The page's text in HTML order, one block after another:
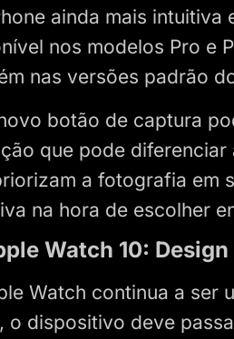
ainda mais
nos modelos Pro e
nas versões padrão
botão de captura
que pode
a fotografia em
na hora de escolher
Watch 10:
Watch continua a ser
o dispositivo deve